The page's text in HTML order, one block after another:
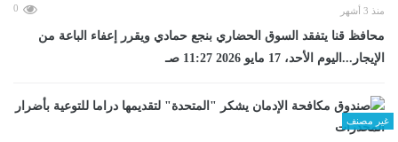
منذ 3 أشهر 0
محافظ قنا يتفقد السوق الحضاري بنجع حمادي ويقرر إعفاء الباعة من
الإيجار...اليوم الأحد، 17 مايو 2026 11:27 صـ
غير مصنف